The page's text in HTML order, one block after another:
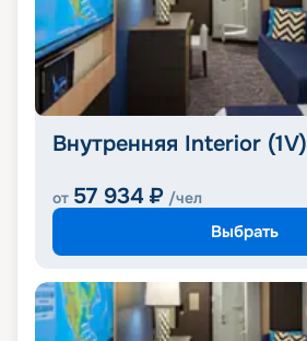
Внутренняя Interior (1V)
от 57 934 ₽ /чел
Выбрать